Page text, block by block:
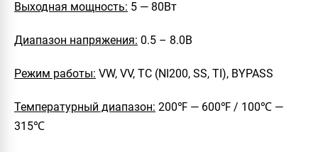
Выходная мощность: 5 — 80Вт
Диапазон напряжения: 0.5 – 8.0В
Режим работы: VW, VV, TC (NI200, SS, TI), BYPASS
Температурный диапазон: 200℉ — 600℉ / 100℃ —
315℃